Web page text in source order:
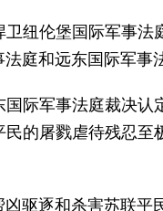
纽伦堡国际军事
庭和远东国际军
际军事法庭裁决
的屠戮虐待残忍
驱逐和杀害苏联